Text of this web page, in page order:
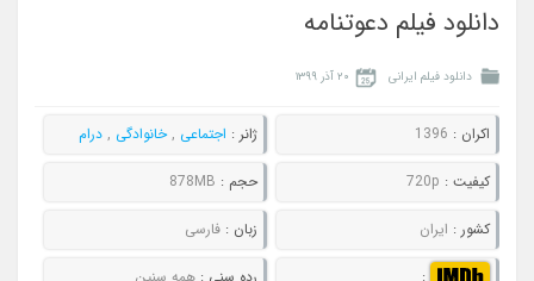
دانلود فیلم دعوتنامه
دانلود فیلم ایرانی ۲۰ آذر ۱۳۹۹
اکران : 1396 ژانر : اجتماعی ,خانوادگی , درام
کيفيت : 720p حجم : 878MB
کشور : ایران زبان : فارسی
: رده سني : همه سنین